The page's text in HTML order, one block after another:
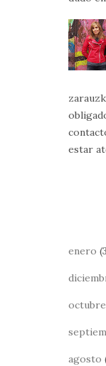
estar
enero
octubre
agosto